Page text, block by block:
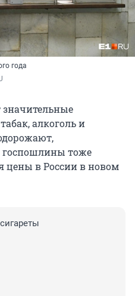
года
значительные
алкоголь и
госпошлины тоже
цены в России в новом